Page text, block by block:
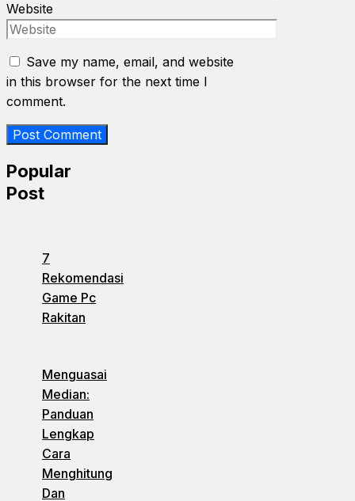
Website
Save my name, email, and website
in this browser for the next time I
comment.
Popular
Post
7
Rekomendasi
Game Pc
Rakitan
Menguasai
Median:
Panduan
Lengkap
Cara
Menghitung
Dan